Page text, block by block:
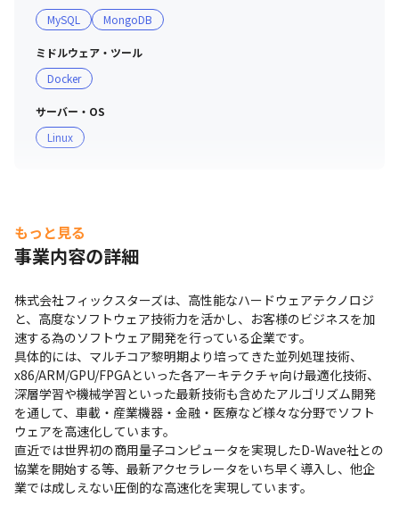
MySQL
MongoDB
ミドルウェア・ツール
Docker
サーバー・OS
Linux
もっと見る
事業内容の詳細
株式会社フィックスターズは、高性能なハードウェアテクノロジ
と、高度なソフトウェア技術力を活かし、お客様のビジネスを加
速する為のソフトウェア開発を行っている企業です。
具体的には、マルチコア黎明期より培ってきた並列処理技術、
x86/ARM/GPU/FPGAといった各アーキテクチャ向け最適化技術、
深層学習や機械学習といった最新技術も含めたアルゴリズム開発
を通して、車載・産業機器・金融・医療など様々な分野でソフト
ウェアを高速化しています。
直近では世界初の商用量子コンピュータを実現したD-Wave社との
協業を開始する等、最新アクセラレータをいち早く導入し、他企
業では成しえない圧倒的な高速化を実現しています。